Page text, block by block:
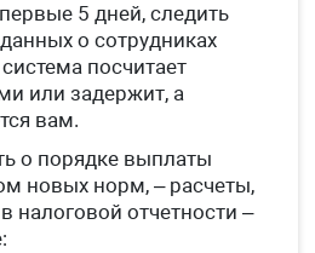
5 дней, следить
о сотрудниках
посчитает
или задержит, а
вам.
о порядке выплаты
новых норм, – расчеты,
налоговой отчетности –